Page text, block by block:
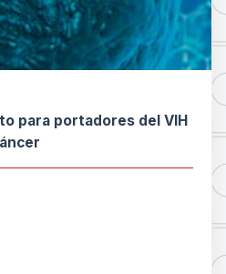
para portadores del VIH